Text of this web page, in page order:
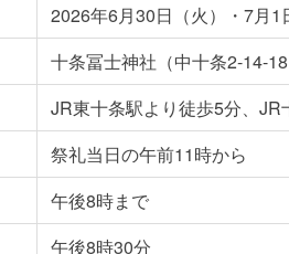
2026年6月30日（火）・7月1
十条冨士神社（中十条2-14-18
JR東十条駅より徒歩5分、JR
祭礼当日の午前11時から
午後8時まで
午後8時30分